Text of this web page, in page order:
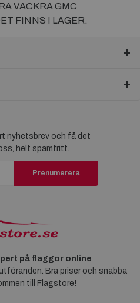
VACKRA GMC
FINNS I LAGER.
nyhetsbrev och få det
helt spamfritt.
Prenumerera
på flaggor online
Bra priser och snabba
till Flagstore!